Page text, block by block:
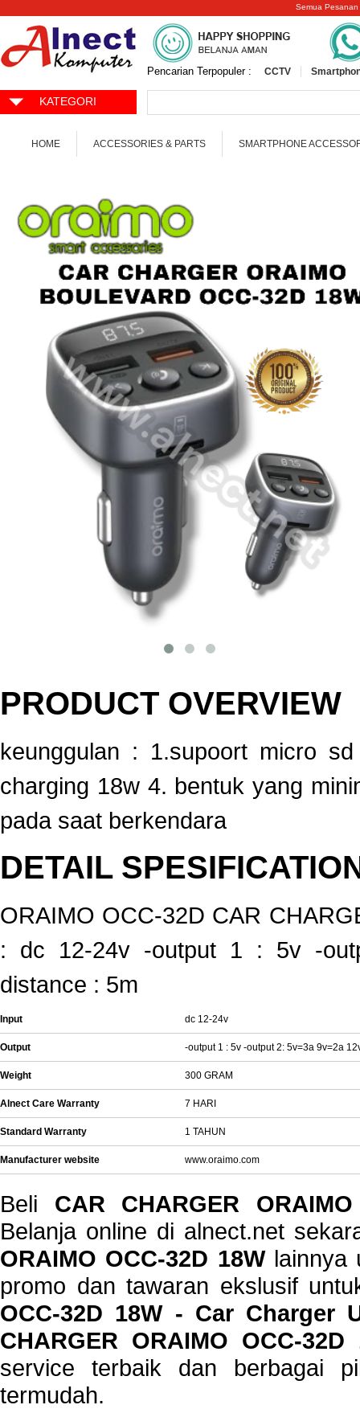
Semua Pesanan
Pencarian Terpopuler : CCTV
KATEGORI
HOME ACCESSORIES & PARTS SMARTPHONE
PRODUCT OVERVIEW
keunggulan : 1.supoort micro
charging 18w 4. bentuk yang
pada saat berkendara
DETAIL
ORAIMO OCC-32D CAR
: dc 12-24v -output 1 : 5v -
distance : 5m
Input dc 12-24v
Output -output 1 : 5v -output 2: 5v=3a 9v=2a
Weight 300 GRAM
Alnect Care Warranty 7 HARI
Standard Warranty 1 TAHUN
Manufacturer website www.oraimo.com
Beli CAR CHARGER
Belanja online di alnect.net
ORAIMO OCC-32D 18Wlainnya
promo dan tawaran ekslusif
OCC-32D 18W - Car Charger
CHARGER ORAIMO OCC-32D
service terbaik dan berbagai
termudah.